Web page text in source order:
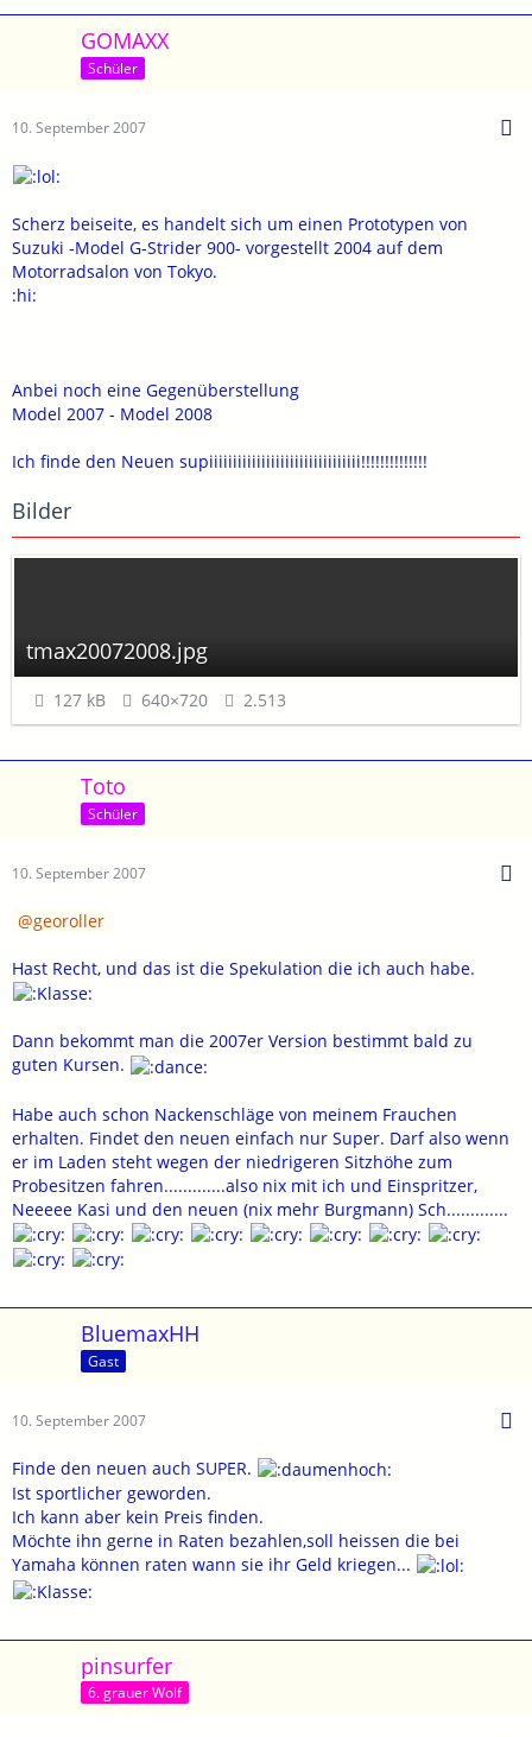
GOMAXX
Schüler
10. September 2007
Scherz beiseite, es handelt sich um einen Prototypen von
Suzuki -Model G-Strider 900- vorgestellt 2004 auf dem
Motorradsalon von Tokyo.
:hi:
Anbei noch eine Gegenüberstellung
Model 2007 - Model 2008
Ich finde den Neuen supiiiiiiiiiiiiiiiiiiiiiiiiiiiiiiii!!!!!!!!!!!!!!
Bilder
tmax20072008.jpg
127 kB 640×720 2.513
Toto
Schüler
10. September 2007
georoller
Hast Recht, und das ist die Spekulation die ich auch habe.
Dann bekommt man die 2007er Version bestimmt bald zu
guten Kursen.
Habe auch schon Nackenschläge von meinem Frauchen
erhalten. Findet den neuen einfach nur Super. Darf also wenn
er im Laden steht wegen der niedrigeren Sitzhöhe zum
Probesitzen fahren.............also nix mit ich und Einspritzer,
Neeeee Kasi und den neuen (nix mehr Burgmann) Sch.............
BluemaxHH
Gast
10. September 2007
Finde den neuen auch SUPER.
Ist sportlicher geworden.
Ich kann aber kein Preis finden.
Möchte ihn gerne in Raten bezahlen,soll heissen die bei
Yamaha können raten wann sie ihr Geld kriegen...
pinsurfer
6. grauer Wolf